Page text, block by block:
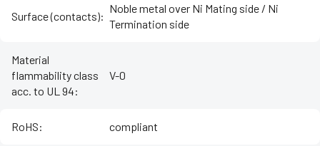
Surface (contacts):
Noble metal over Ni Mating side / Ni
Termination side
Material
flammability class
acc. to UL 94:
V-0
RoHS: compliant